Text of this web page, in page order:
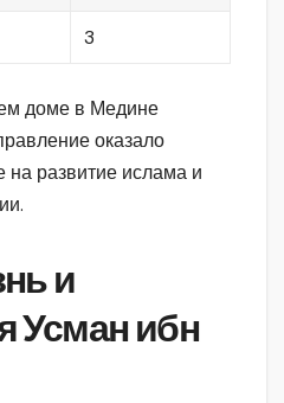
3
доме в Медине
оказало
на развитие ислама и
и
Усман ибн